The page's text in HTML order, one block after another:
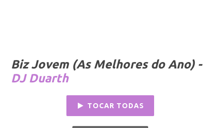
Biz Jovem (As Melhores do Ano) -
DJ Duarth
TOCAR TODAS